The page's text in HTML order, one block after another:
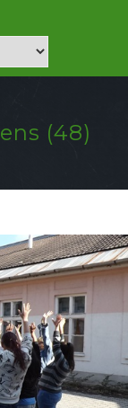
(48)